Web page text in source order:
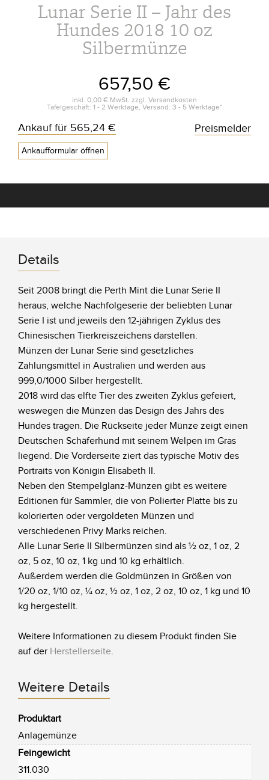
Lunar Serie II – Jahr des
Hundes 2018 10 oz
Silbermünze
657,50 €
inkl. 0,00 € MwSt. zzgl. Versandkosten
Tafelgeschäft: 1 - 2 Werktage, Versand: 3 - 5 Werktage*
Ankauf für 565,24 €
Ankaufformular öffnen
Preismelder
Details
Seit 2008 bringt die Perth Mint die Lunar Serie II
heraus, welche Nachfolgeserie der beliebten Lunar
Serie I ist und jeweils den 12-jährigen Zyklus des
Chinesischen Tierkreiszeichens darstellen.
Münzen der Lunar Serie sind gesetzliches
Zahlungsmittel in Australien und werden aus
999,0/1000 Silber hergestellt.
2018 wird das elfte Tier des zweiten Zyklus gefeiert,
weswegen die Münzen das Design des Jahrs des
Hundes tragen. Die Rückseite jeder Münze zeigt einen
Deutschen Schäferhund mit seinem Welpen im Gras
liegend. Die Vorderseite ziert das typische Motiv des
Portraits von Königin Elisabeth II.
Neben den Stempelglanz-Münzen gibt es weitere
Editionen für Sammler, die von Polierter Platte bis zu
kolorierten oder vergoldeten Münzen und
verschiedenen Privy Marks reichen.
Alle Lunar Serie II Silbermünzen sind als ½ oz, 1 oz, 2
oz, 5 oz, 10 oz, 1 kg und 10 kg erhältlich.
Außerdem werden die Goldmünzen in Größen von
1/20 oz, 1/10 oz, ¼ oz, ½ oz, 1 oz, 2 oz, 10 oz, 1 kg und 10
kg hergestellt.
Weitere Informationen zu diesem Produkt finden Sie
auf der Herstellerseite.
Weitere Details
Produktart
Anlagemünze
Feingewicht
311.030